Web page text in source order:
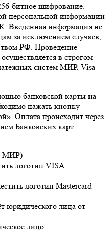
битное шифрование.
персональной информации
Введенная информация не
за исключением случаев,
РФ. Проведение
в строгом
систем МИР, Visa
банковской карты на
нажать кнопку
Оплата происходит через
Банковских карт
МИР)
логотип VISA
логотип Mastercard
юридического лица от
лицо